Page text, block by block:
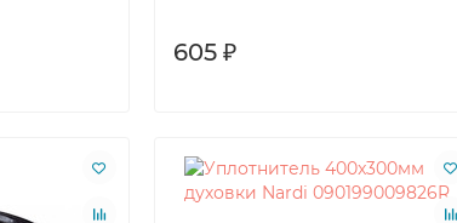
605 ₽